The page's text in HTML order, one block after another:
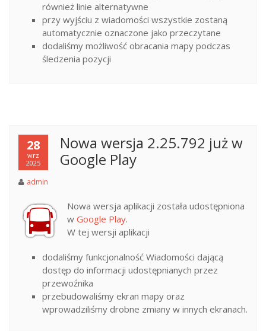
również linie alternatywne
przy wyjściu z wiadomości wszystkie zostaną
automatycznie oznaczone jako przeczytane
dodaliśmy możliwość obracania mapy podczas
śledzenia pozycji
28
wrz
2025
Nowa wersja 2.25.792 już w
Google Play
admin
Nowa wersja aplikacji została udostępniona
w Google Play.
W tej wersji aplikacji
dodaliśmy funkcjonalność Wiadomości dającą
dostęp do informacji udostępnianych przez
przewoźnika
przebudowaliśmy ekran mapy oraz
wprowadziliśmy drobne zmiany w innych ekranach.